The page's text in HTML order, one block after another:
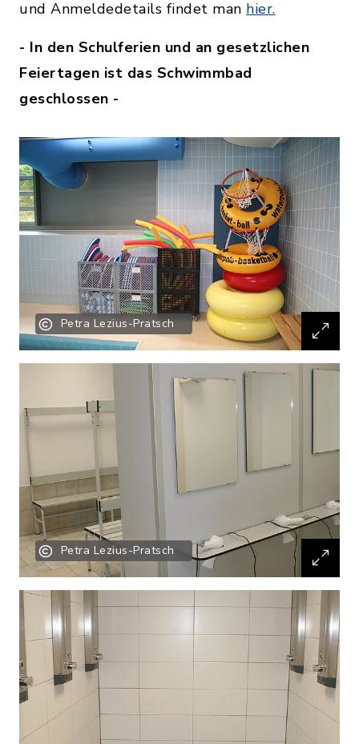
und Anmeldedetails findet man hier.
- In den Schulferien und an gesetzlichen
Feiertagen ist das Schwimmbad
geschlossen -
Petra Lezius-Pratsch
Petra Lezius-Pratsch